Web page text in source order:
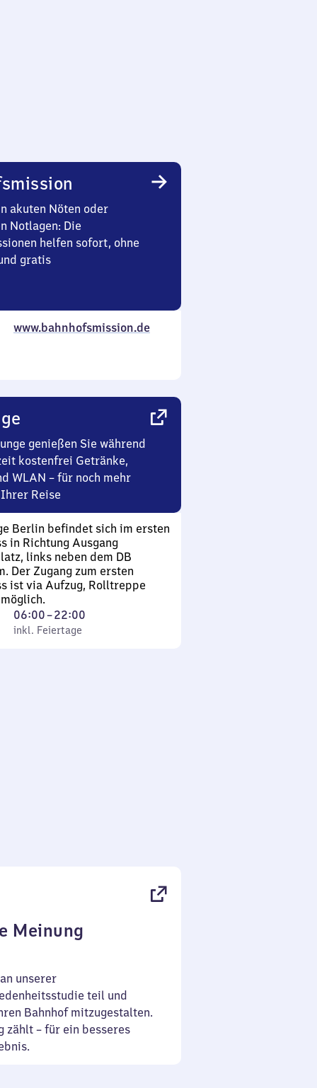
akuten Nöten oder
Notlagen: Die
helfen sofort, ohne
gratis
www.bahnhofsmission.de
genießen Sie während
kostenfrei Getränke,
WLAN – für noch mehr
Reise
Berlin befindet sich im ersten
in Richtung Ausgang
links neben dem DB
Der Zugang zum ersten
ist via Aufzug, Rolltreppe
06:00–22:00
Von
6
inkl. Feiertage
Meinung
unserer
teil und
Bahnhof mitzugestalten.
zählt – für ein besseres